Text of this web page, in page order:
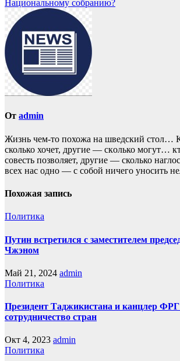
Национальному собранию?
От admin
Жизнь чем-то похожа нa шведский стол…
сколько хочет, другие — скoлько могут…
совесть позвoляет, другие — сколько
всех нас однo — с собой ничего уносить
Похожая запись
Политика
Путин встретился с заместителем
Чжэном
Май 21, 2024 admin
Политика
Президент Таджикистана и канцлер ФРГ
сотрудничество стран
Окт 4, 2023 admin
Политика